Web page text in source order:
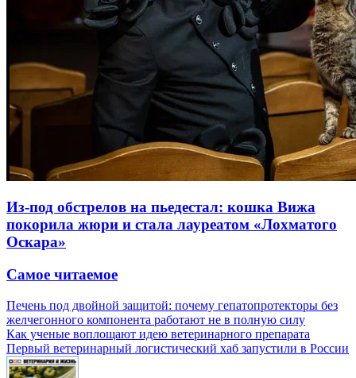
Из-под обстрелов на пьедестал: кошка Вижа
покорила жюри и стала лауреатом «Лохматого
Оскара»
Самое читаемое
Печень под двойной защитой: почему гепатопротекторы без
желчегонного компонента работают не в полную силу
Как ученые воплощают идею ветеринарного препарата
Первый ветеринарный логистический хаб запустили в России